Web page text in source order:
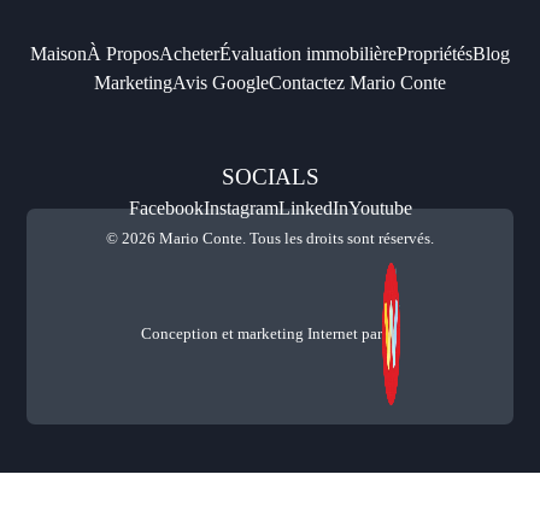
MaisonÀ ProposAcheterÉvaluation immobilièrePropriétésBlog
MarketingAvis GoogleContactez Mario Conte
SOCIALS
FacebookInstagramLinkedInYoutube
© 2026 Mario Conte. Tous les droits sont réservés.
Conception et marketing Internet par